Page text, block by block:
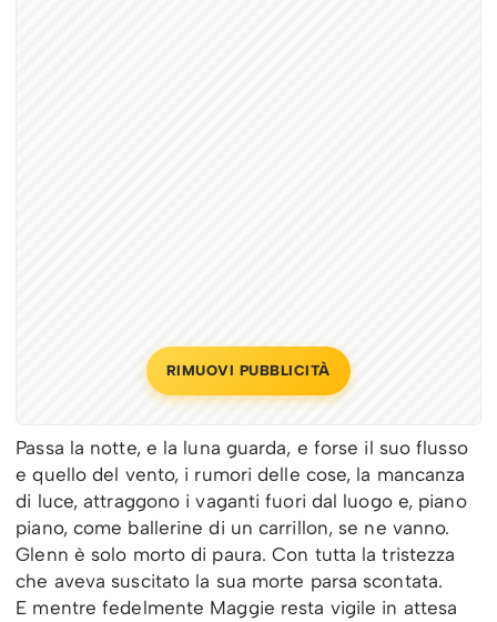
RIMUOVI PUBBLICITÀ
Passa la notte, e la luna guarda, e forse il suo flusso
e quello del vento, i rumori delle cose, la mancanza
di luce, attraggono i vaganti fuori dal luogo e, piano
piano, come ballerine di un carrillon, se ne vanno.
Glenn è solo morto di paura. Con tutta la tristezza
che aveva suscitato la sua morte parsa scontata.
E mentre fedelmente Maggie resta vigile in attesa